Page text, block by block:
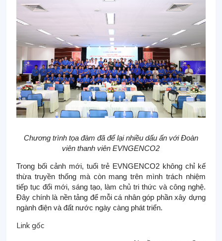
Chương trình tọa đàm đã để lại nhiều dấu ấn với Đoàn
viên thanh viên EVNGENCO2
Trong bối cảnh mới, tuổi trẻ EVNGENCO2 không chỉ kế
thừa truyền thống mà còn mang trên mình trách nhiệm
tiếp tục đổi mới, sáng tạo, làm chủ tri thức và công nghệ.
Đây chính là nền tảng để mỗi cá nhân góp phần xây dựng
ngành điện và đất nước ngày càng phát triển.
Link gốc